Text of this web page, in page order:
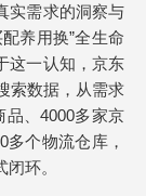
实需求的洞察与
养用换”全生命
这一认知，京东
索数据，从需求
品、4000多家京
个物流仓库，
环。